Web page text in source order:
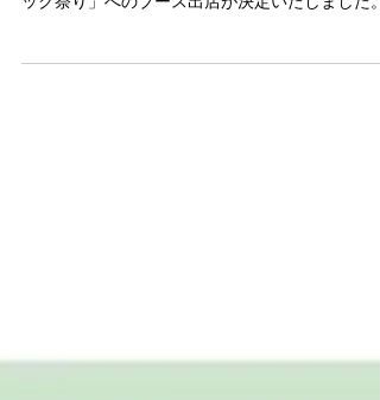
うございます🙇‍♂️ この度、「第64回さっぽろライ
大通り公園6丁目のメイン会場にて、5月18日